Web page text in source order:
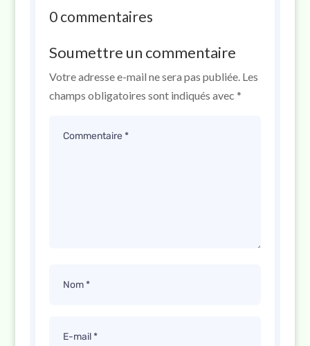
0 commentaires
Soumettre un commentaire
Votre adresse e-mail ne sera pas publiée. Les
champs obligatoires sont indiqués avec *